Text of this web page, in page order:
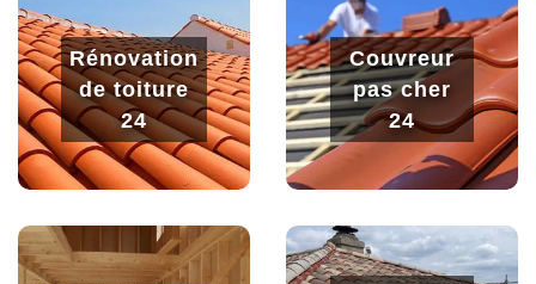
Rénovation
de toiture
24
Couvreur
pas cher
24